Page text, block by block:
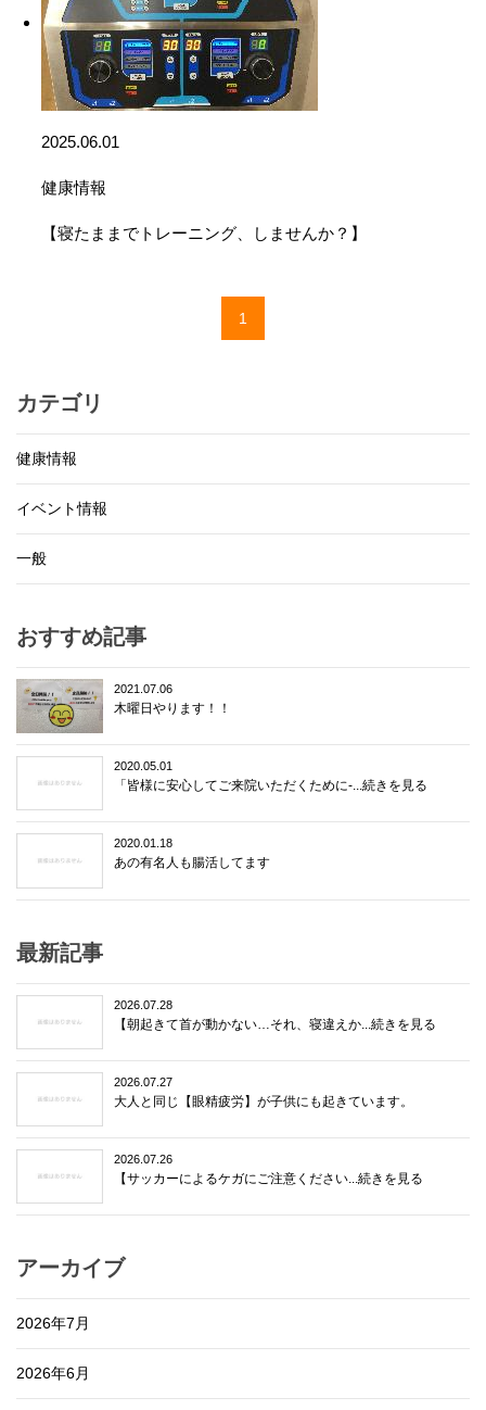
2025.06.01
健康情報
【寝たままでトレーニング、しませんか？】
1
カテゴリ
健康情報
イベント情報
一般
おすすめ記事
2021.07.06
木曜日やります！！
2020.05.01
「皆様に安心してご来院いただくために-...続きを見る
2020.01.18
あの有名人も腸活してます
最新記事
2026.07.28
【朝起きて首が動かない…それ、寝違えか...続きを見る
2026.07.27
大人と同じ【眼精疲労】が子供にも起きています。
2026.07.26
【サッカーによるケガにご注意ください...続きを見る
アーカイブ
2026年7月
2026年6月